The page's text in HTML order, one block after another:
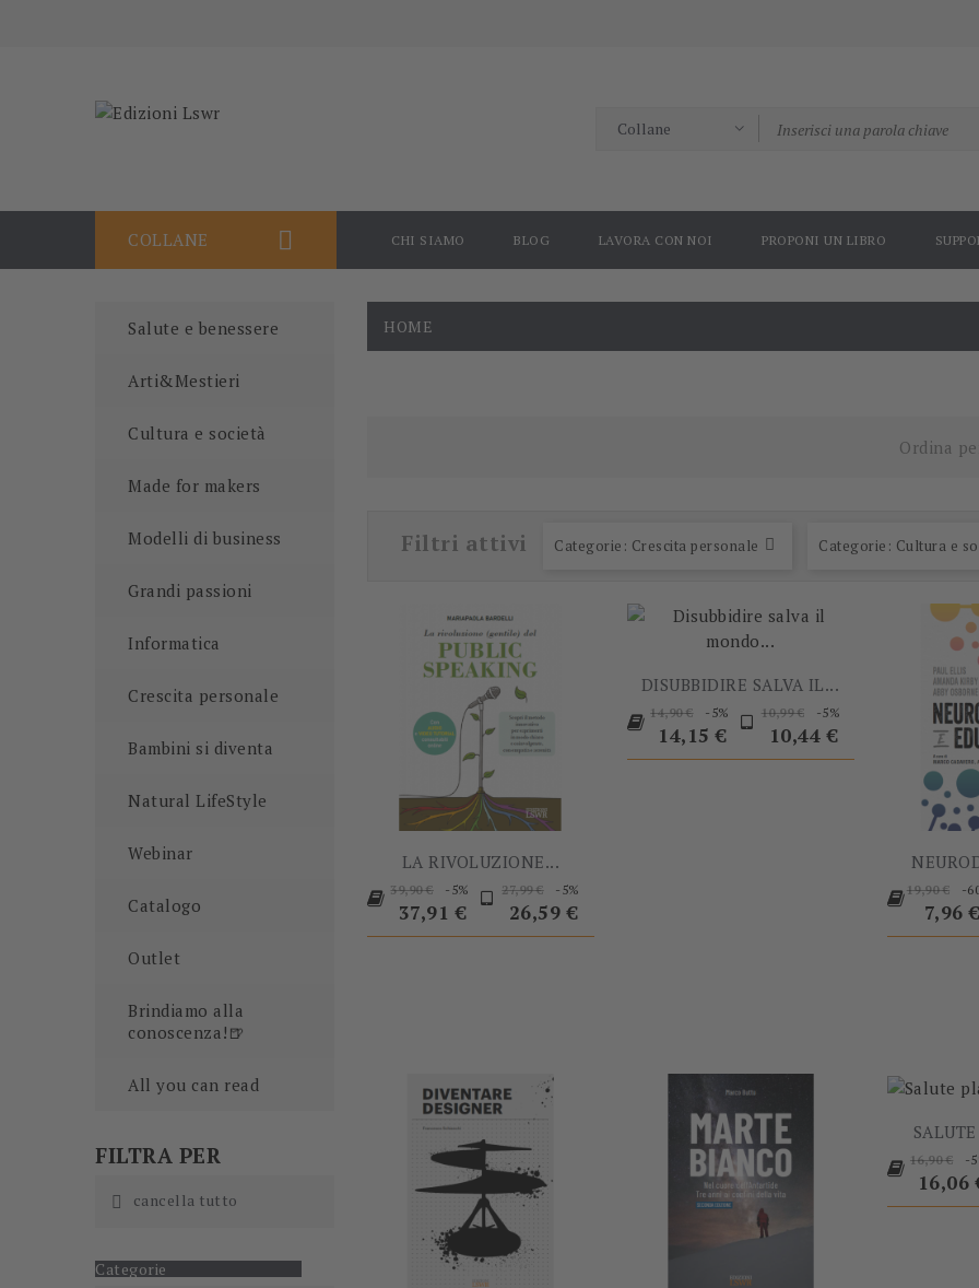

COLLANE CHI SIAMO BLOG LAVORA CON NOI PROPONI UN LIBRO
Salute e benessere
Arti&Mestieri
Cultura e società
Made for makers
Modelli di business
Grandi passioni
Informatica
Crescita personale
Bambini si diventa
Natural LifeStyle
Webinar
Catalogo
Outlet
Brindiamo alla
conoscenza!🍺
All you can read
FILTRA PER
 cancella tutto
Categorie
HOME
Ordina
Filtri attivi Categorie: Crescita personale  Categorie: Cultura e
LA RIVOLUZIONE...
Prezzo
base
39,90 € -5%
Prezzo
37,91 €
Prezzo
base
27,99 € -5%
26,59 €
DISUBBIDIRE SALVA IL...
Prezzo
base
14,90 € -5%
Prezzo
14,15 €
Prezzo
base
10,99 € -5%
10,44 €
Prezzo
base
19,90 € -
Prezzo
7,96 €
Prezzo
base
16,90 € -
16,06